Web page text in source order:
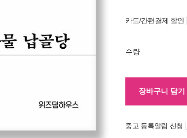
카드/간편결제 할인
수량
장바구니 담기
중고 등록알림 신청